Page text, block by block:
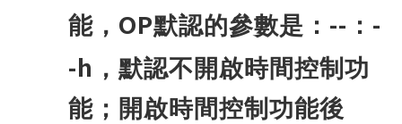
能， OP默認的參數是： -- ： -
-h ，默認不開啟時間控制功
能；開啟時間控制功能後